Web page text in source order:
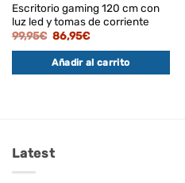
Escritorio gaming 120 cm con
luz led y tomas de corriente
99,95€ El
original
era:
99,95€.
86,95€El
actual
es:
86,95€.
Añadir al carrito
Latest